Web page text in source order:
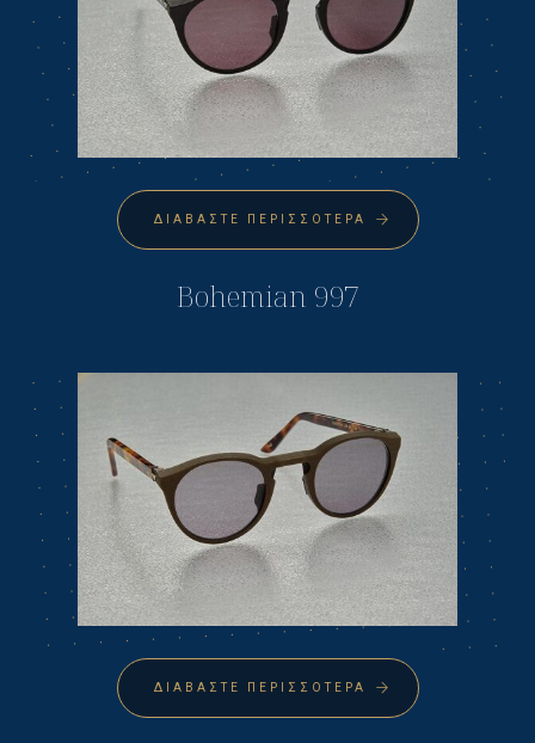
ΔΙΑΒΆΣΤΕ ΠΕΡΙΣΣΌΤΕΡΑ
Bohemian 997
ΔΙΑΒΆΣΤΕ ΠΕΡΙΣΣΌΤΕΡΑ